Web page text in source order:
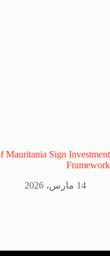
Sign Investment
Framework
14 مارس، 2026